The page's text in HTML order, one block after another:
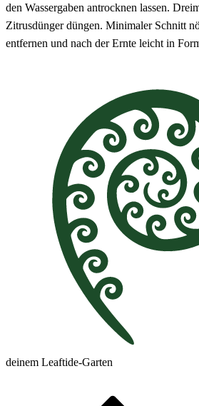
den Wassergaben antrocknen lassen.
Zitrusdünger düngen. Minimaler Schnitt
entfernen und nach der Ernte leicht in
deinem Leaftide-Garten